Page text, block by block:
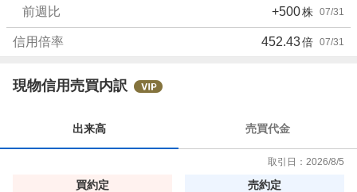
前週比 +500株 07/31
信用倍率 452.43倍 07/31
現物信用売買内訳
出来高 売買代金
取引日： 2026/8/5
買約定 売約定